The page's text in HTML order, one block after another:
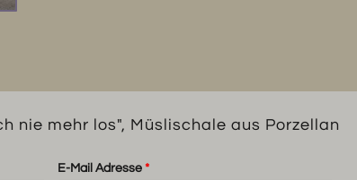
nie mehr los", Müslischale aus Porzellan
E-Mail Adresse*